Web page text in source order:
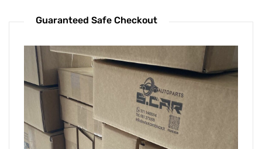
Guaranteed Safe Checkout